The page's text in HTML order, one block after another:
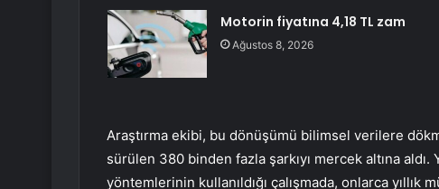
Motorin fiyatına 4,18 TL zam
Ağustos 8, 2026
Araştırma ekibi, bu dönüşümü bilimsel verilere
sürülen 380 binden fazla şarkıyı mercek altına
yöntemlerinin kullanıldığı çalışmada, onlarca